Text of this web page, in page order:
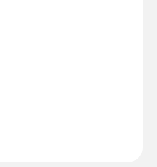
vistelse vid
där naturen och